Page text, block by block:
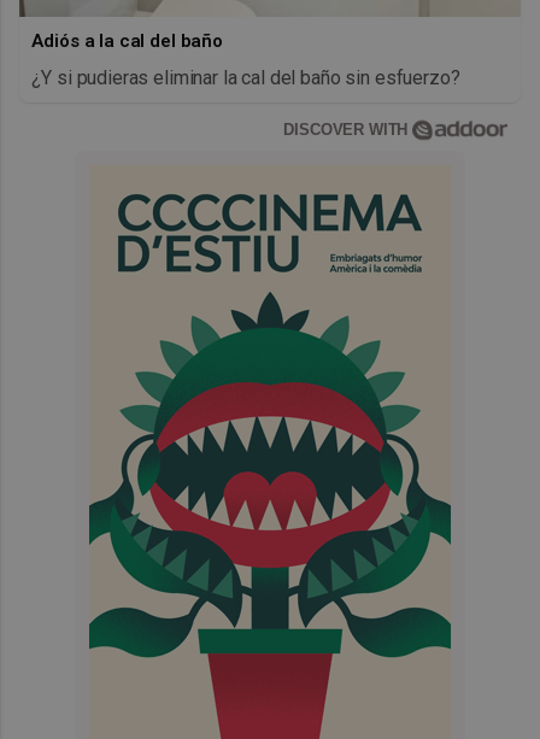
Adiós a la cal del baño
¿Y si pudieras eliminar la cal del baño sin esfuerzo?
DISCOVER WITH